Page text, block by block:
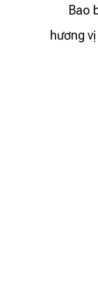
Bao bì
hương